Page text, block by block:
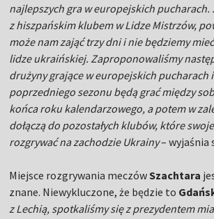
najlepszych gra w europejskich pucharach.
z hiszpańskim klubem w Lidze Mistrzów,
może nam zająć trzy dni i nie będziemy
lidze ukraińskiej. Zaproponowaliśmy
drużyny grające w europejskich pucharach
poprzedniego sezonu będą grać między
końca roku kalendarzowego, a potem w
dołączą do pozostałych klubów, które
rozgrywać na zachodzie Ukrainy– wyjaśnia
Miejsce rozgrywania meczówSzachtara
znane. Niewykluczone, że będzie to
z Lechią, spotkaliśmy się z prezydentem